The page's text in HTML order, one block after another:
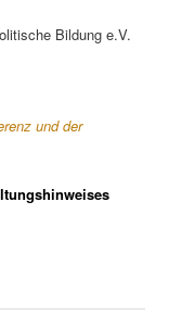
Bildung e.V.
und der